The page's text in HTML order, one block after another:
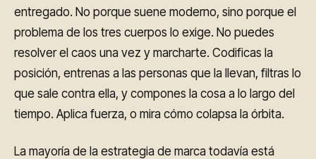
entregado. No porque suene moderno, sino porque el
problema de los tres cuerpos lo exige. No puedes
resolver el caos una vez y marcharte. Codificas la
posición, entrenas a las personas que la llevan, filtras lo
que sale contra ella, y compones la cosa a lo largo del
tiempo. Aplica fuerza, o mira cómo colapsa la órbita.
La mayoría de la estrategia de marca todavía está